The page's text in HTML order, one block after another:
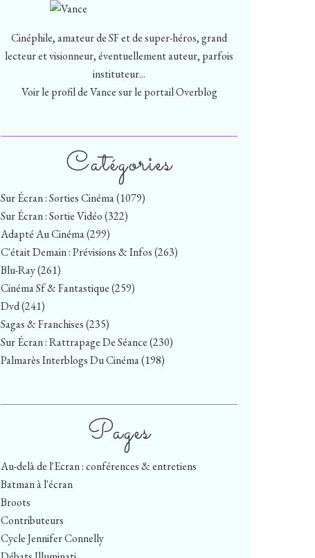
Catégories
Sur Écran : Sorties Cinéma(1079)
Sur Écran : Sortie Vidéo(322)
Adapté Au Cinéma(299)
C'était Demain : Prévisions & Infos(263)
Blu-Ray(261)
Cinéma Sf & Fantastique(259)
Dvd(241)
Sagas & Franchises(235)
Sur Écran : Rattrapage De Séance(230)
Palmarès Interblogs Du Cinéma(198)
Pages
Au-delà de l'Ecran : conférences & entretiens
Batman à l'écran
Broots
Contributeurs
Cycle Jennifer Connelly
Cinéphile, amateur de SF et de super-héros, grand
lecteur et visionneur, éventuellement auteur, parfois
instituteur...
Voir le profil deVancesur le portail Overblog